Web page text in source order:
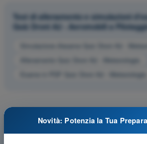
Test di allenamento e simulazioni
Quiz Droni A2 - Aeromobili a
Simulazione d'esame Quiz Droni A2 -
Allenamento Quiz Droni A2 - Meteorologia
Esame in PDF Quiz Droni A2 - Meteorologia
Novità: Potenzia la Tua